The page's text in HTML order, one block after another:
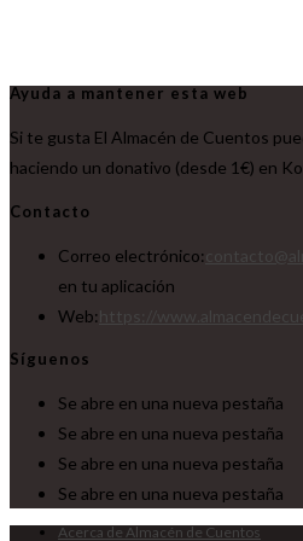
Ayuda a mantener esta web
Si te gusta El Almacén de Cuentos
haciendo un donativo (desde 1€) en
Contacto
Correo electrónico:
en tu aplicación
Web:
Síguenos
Se abre en una nueva pestaña
Se abre en una nueva pestaña
Se abre en una nueva pestaña
Se abre en una nueva pestaña
Acerca de Almacén de Cuentos